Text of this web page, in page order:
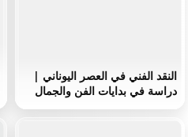
النقد الفني في العصر اليوناني |
دراسة في بدايات الفن والجمال